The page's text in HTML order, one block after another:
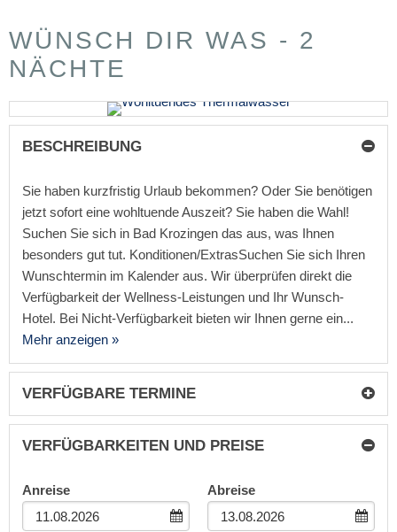
WÜNSCH DIR WAS - 2
NÄCHTE
BESCHREIBUNG
Sie haben kurzfristig Urlaub bekommen? Oder Sie benötigen
jetzt sofort eine wohltuende Auszeit? Sie haben die Wahl!
Suchen Sie sich in Bad Krozingen das aus, was Ihnen
besonders gut tut. Konditionen/ExtrasSuchen Sie sich Ihren
Wunschtermin im Kalender aus. Wir überprüfen direkt die
Verfügbarkeit der Wellness-Leistungen und Ihr Wunsch-
Hotel. Bei Nicht-Verfügbarkeit bieten wir Ihnen gerne ein...
Mehr anzeigen »
VERFÜGBARE TERMINE
VERFÜGBARKEITEN UND PREISE
Anreise Abreise